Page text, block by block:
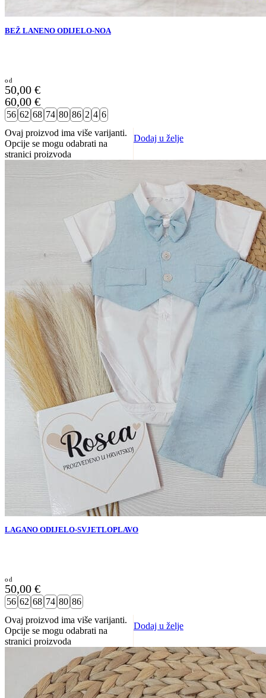
BEŽ LANENO ODIJELO-NOA
50,00 €
60,00 €
56 62 68 74 80 86 2 4 6
Ovaj proizvod ima više varijanti.
Opcije se mogu odabrati na
stranici proizvoda
Dodaj u želje
LAGANO ODIJELO-SVJETLOPLAVO
50,00 €
56 62 68 74 80 86
Ovaj proizvod ima više varijanti.
Opcije se mogu odabrati na
stranici proizvoda
Dodaj u želje